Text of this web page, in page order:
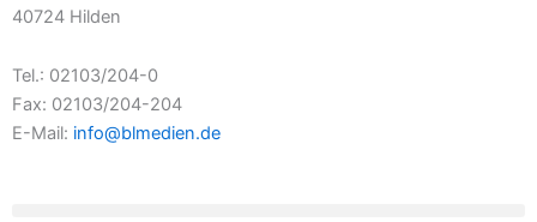
40724 Hilden
Tel.: 02103/204-0
Fax: 02103/204-204
E-Mail: info@blmedien.de